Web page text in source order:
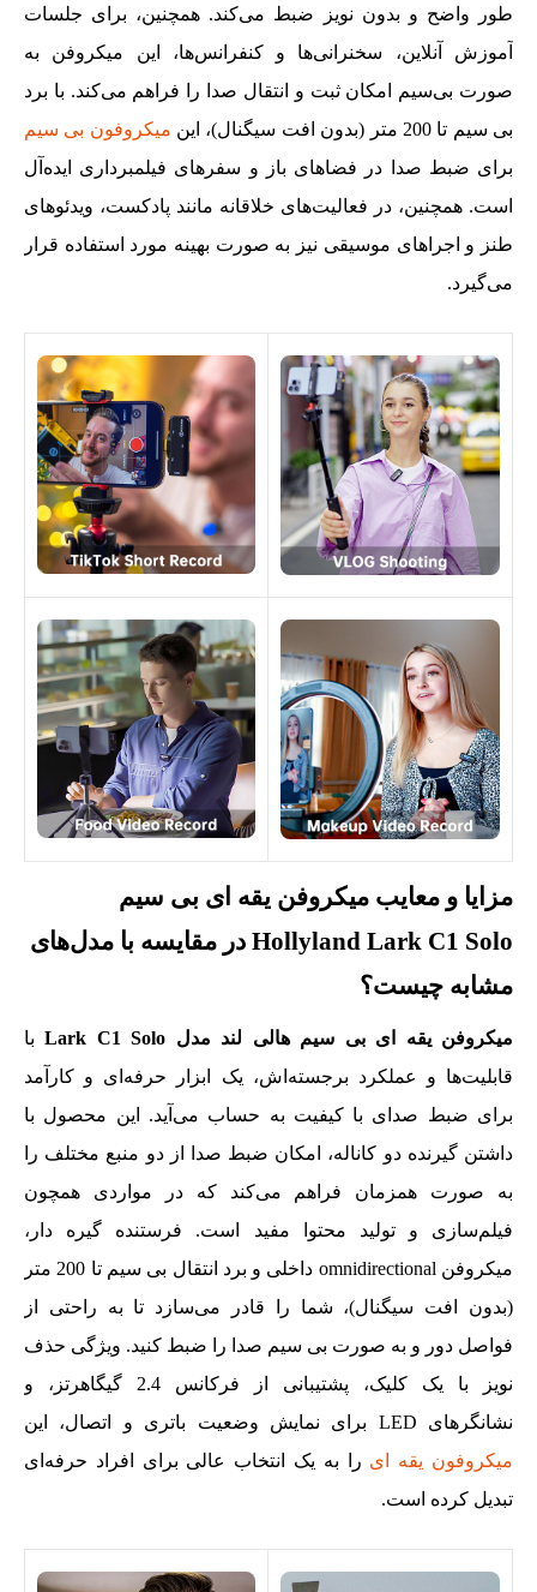
طور واضح و بدون نویز ضبط می‌کند. همچنین، برای جلسات
آموزش آنلاین، سخنرانی‌ها و کنفرانس‌ها، این میکروفن به‌
صورت بی‌سیم امکان ثبت و انتقال صدا را فراهم می‌کند. با برد
بی‌ سیم تا 200 متر (بدون افت سیگنال)، این
میکروفون بی سیم
برای ضبط صدا در فضاهای باز و سفرهای فیلمبرداری ایده‌آل
است. همچنین، در فعالیت‌های خلاقانه مانند پادکست، ویدئوهای
طنز و اجراهای موسیقی نیز به‌ صورت بهینه مورد استفاده قرار
می‌گیرد.
مزایا و معایب میکروفن یقه ای بی سیم
Hollyland Lark C1 Solo در مقایسه با مدل‌های
مشابه چیست؟
میکروفن یقه ای بی سیم هالی لند مدل Lark C1 Solo
با
قابلیت‌ها و عملکرد برجسته‌اش، یک ابزار حرفه‌ای و کارآمد
برای ضبط صدای با کیفیت به حساب می‌آید. این محصول با
داشتن گیرنده دو کاناله، امکان ضبط صدا از دو منبع مختلف را
به‌ صورت همزمان فراهم می‌کند که در مواردی همچون
فیلم‌سازی و تولید محتوا مفید است. فرستنده گیره دار،
میکروفن omnidirectional داخلی و برد انتقال بی‌ سیم تا 200 متر
(بدون افت سیگنال)، شما را قادر می‌سازد تا به راحتی از
فواصل دور و به‌ صورت بی‌ سیم صدا را ضبط کنید. ویژگی حذف
نویز با یک کلیک، پشتیبانی از فرکانس 2.4 گیگاهرتز، و
نشانگرهای LED برای نمایش وضعیت باتری و اتصال، این
میکروفون یقه ای را به یک انتخاب عالی برای افراد حرفه‌ای
‌تبدیل کرده است.